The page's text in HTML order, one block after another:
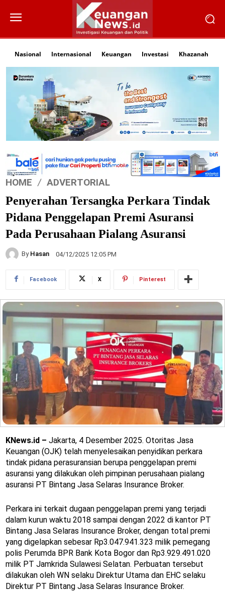
Nasional Internasional Keuangan Investasi Khazanah
HOME ADVERTORIAL
Penyerahan Tersangka Perkara Tindak
Pidana Penggelapan Premi Asuransi
Pada Perusahaan Pialang Asuransi
By Hasan 04/12/2025 12:05 PM
Facebook X Pinterest
KNews.id – Jakarta, 4 Desember 2025. Otoritas Jasa
Keuangan (OJK) telah menyelesaikan penyidikan perkara
tindak pidana perasuransian berupa penggelapan premi
asuransi yang dilakukan oleh pimpinan perusahaan pialang
asuransi PT Bintang Jasa Selaras Insurance Broker.
Perkara ini terkait dugaan penggelapan premi yang terjadi
dalam kurun waktu 2018 sampai dengan 2022 di kantor PT
Bintang Jasa Selaras Insurance Broker, dengan total premi
yang digelapkan sebesar Rp3.047.941.323 milik pemegang
polis Perumda BPR Bank Kota Bogor dan Rp3.929.491.020
milik PT Jamkrida Sulawesi Selatan. Perbuatan tersebut
dilakukan oleh WN selaku Direktur Utama dan EHC selaku
Direktur PT Bintang Jasa Selaras Insurance Broker.